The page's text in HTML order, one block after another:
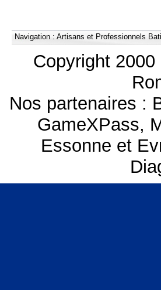
Navigation : Artisans et Professionnels
Copyright
Nos partenaires :
GameXPass,
Essonne et